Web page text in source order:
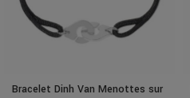
Bracelet Dinh Van Menottes sur